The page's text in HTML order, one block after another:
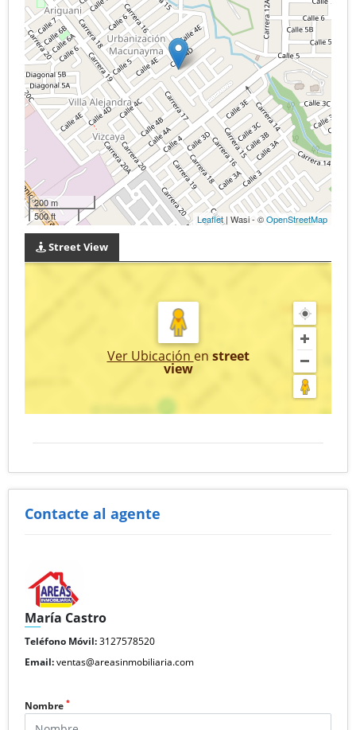
200 m
500 ft
Leaflet | Wasi - ©OpenStreetMap
Street View
Ver Ubicación en street
view
Contacte al agente
María Castro
Teléfono Móvil:3127578520
Email:ventas@areasinmobiliaria.com
Nombre *